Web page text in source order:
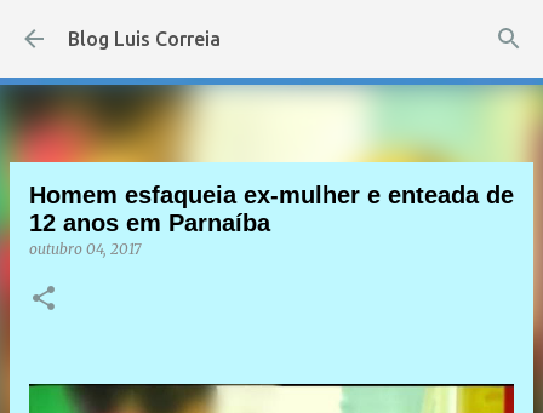
Pular para o conteúdo principal
Blog Luis Correia
Homem esfaqueia ex-mulher e enteada de
12 anos em Parnaíba
outubro 04, 2017